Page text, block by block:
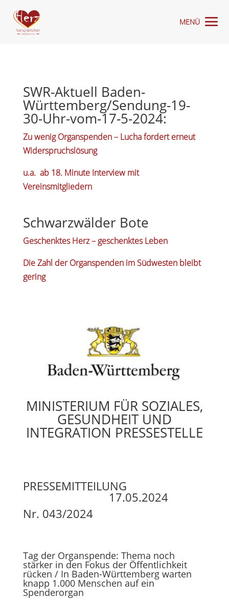
SWR-Aktuell Baden-
Württemberg/Sendung-19-
30-Uhr-vom-17-5-2024:
Zu wenig Organspenden – Lucha fordert erneut
Widerspruchslösung
u.a. ab 18. Minute Interview mit
Vereinsmitgliedern
Schwarzwälder Bote
Geschenktes Herz – geschenktes Leben
Die Zahl der Organspenden im Südwesten bleibt
gering
MINISTERIUM FÜR SOZIALES,
GESUNDHEIT UND
INTEGRATION PRESSESTELLE
PRESSEMITTEILUNG
17.05.2024
Nr. 043/2024
Tag der Organspende: Thema noch
stärker in den Fokus der Öffentlichkeit
rücken / In Baden-Württemberg warten
knapp 1.000 Menschen auf ein
Spenderorgan